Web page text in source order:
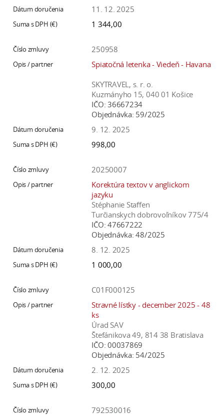
11. 12. 2025
1 344,00
250958
Spiatočná letenka - Viedeň - Havana
SKYTRAVEL, s. r. o.
Kuzmányho 15, 040 01 Košice
IČO: 36667234
Objednávka: 59/2025
9. 12. 2025
998,00
20250007
Korektúra textov v anglickom
jazyku
Stéphanie Staffen
Turčianskych dobrovoľníkov 775/4
IČO: 47667222
Objednávka: 48/2025
8. 12. 2025
1 000,00
C01F000125
Stravné lístky - december 2025 - 48
ks
Úrad SAV
Štefánikova 49, 814 38 Bratislava
IČO: 00037869
Objednávka: 54/2025
2. 12. 2025
300,00
792530016